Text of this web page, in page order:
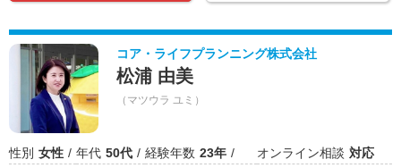
コア・ライフプランニング株式会社
松浦 由美
（マツウラ ユミ）
性別 女性 年代 50代 経験年数 23年 オンライン相談 対応